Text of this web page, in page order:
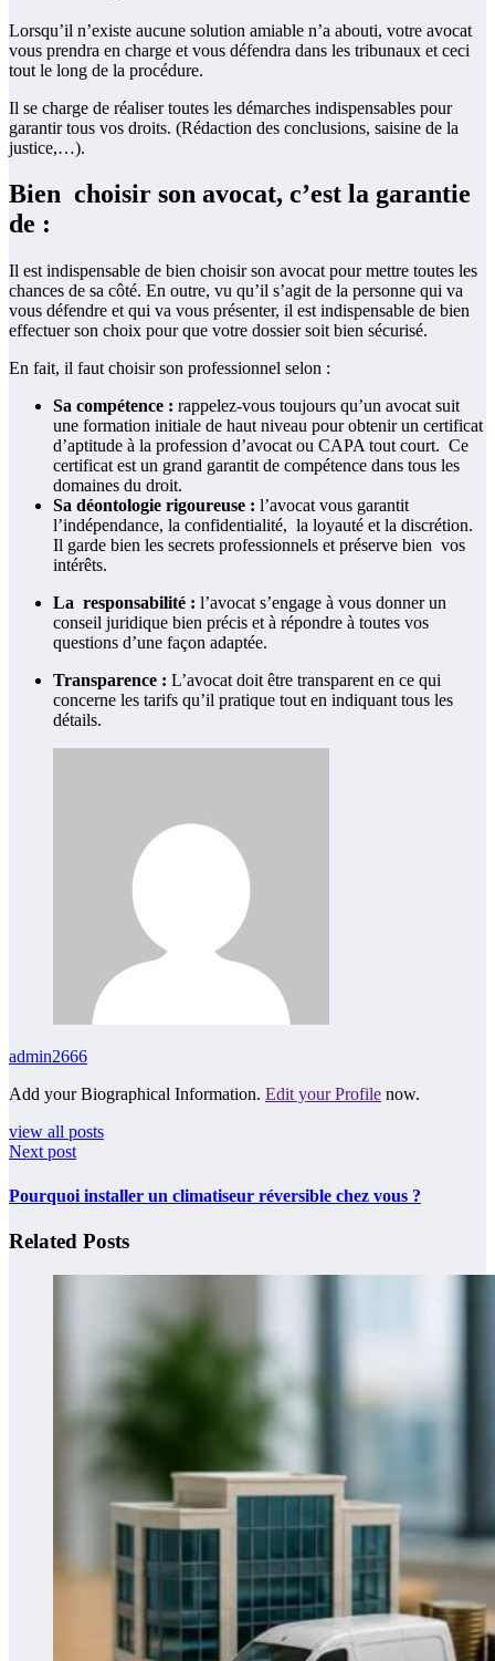
Lorsqu’il n’existe aucune solution amiable n’a abouti, votre avocat
vous prendra en charge et vous défendra dans les tribunaux et ceci
tout le long de la procédure.
Il se charge de réaliser toutes les démarches indispensables pour
garantir tous vos droits. (Rédaction des conclusions, saisine de la
justice,…).
Bien choisir son avocat, c’est la garantie
de :
Il est indispensable de bien choisir son avocat pour mettre toutes les
chances de sa côté. En outre, vu qu’il s’agit de la personne qui va
vous défendre et qui va vous présenter, il est indispensable de bien
effectuer son choix pour que votre dossier soit bien sécurisé.
En fait, il faut choisir son professionnel selon :
Sa compétence : rappelez-vous toujours qu’un avocat suit
une formation initiale de haut niveau pour obtenir un certificat
d’aptitude à la profession d’avocat ou CAPA tout court. Ce
certificat est un grand garantit de compétence dans tous les
domaines du droit.
Sa déontologie rigoureuse : l’avocat vous garantit
l’indépendance, la confidentialité, la loyauté et la discrétion.
Il garde bien les secrets professionnels et préserve bien vos
intérêts.
La responsabilité : l’avocat s’engage à vous donner un
conseil juridique bien précis et à répondre à toutes vos
questions d’une façon adaptée.
Transparence : L’avocat doit être transparent en ce qui
concerne les tarifs qu’il pratique tout en indiquant tous les
détails.
admin2666
Add your Biographical Information. Edit your Profile now.
view all posts
Next post
Pourquoi installer un climatiseur réversible chez vous ?
Related Posts